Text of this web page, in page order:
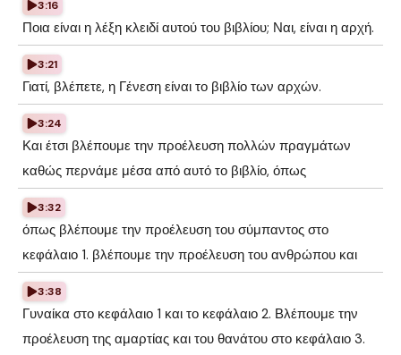
3:16
Ποια είναι η λέξη κλειδί αυτού του βιβλίου; Ναι, είναι η αρχή.
3:21
Γιατί, βλέπετε, η Γένεση είναι το βιβλίο των αρχών.
3:24
Και έτσι βλέπουμε την προέλευση πολλών πραγμάτων
καθώς περνάμε μέσα από αυτό το βιβλίο, όπως
3:32
όπως βλέπουμε την προέλευση του σύμπαντος στο
κεφάλαιο 1. βλέπουμε την προέλευση του ανθρώπου και
3:38
Γυναίκα στο κεφάλαιο 1 και το κεφάλαιο 2. Βλέπουμε την
προέλευση της αμαρτίας και του θανάτου στο κεφάλαιο 3.